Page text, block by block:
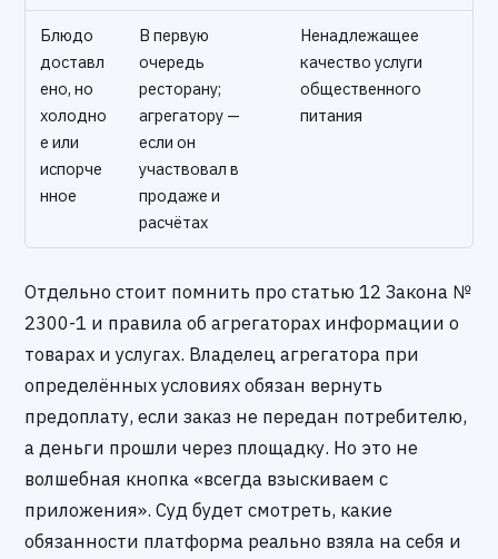
Блюдо
доставл
ено, но
холодно
е или
испорче
нное
В первую
очередь
ресторану;
агрегатору —
если он
участвовал в
продаже и
расчётах
Ненадлежащее
качество услуги
общественного
питания
Отдельно стоит помнить про статью 12 Закона №
2300-1 и правила об агрегаторах информации о
товарах и услугах. Владелец агрегатора при
определённых условиях обязан вернуть
предоплату, если заказ не передан потребителю,
а деньги прошли через площадку. Но это не
волшебная кнопка «всегда взыскиваем с
приложения». Суд будет смотреть, какие
обязанности платформа реально взяла на себя и